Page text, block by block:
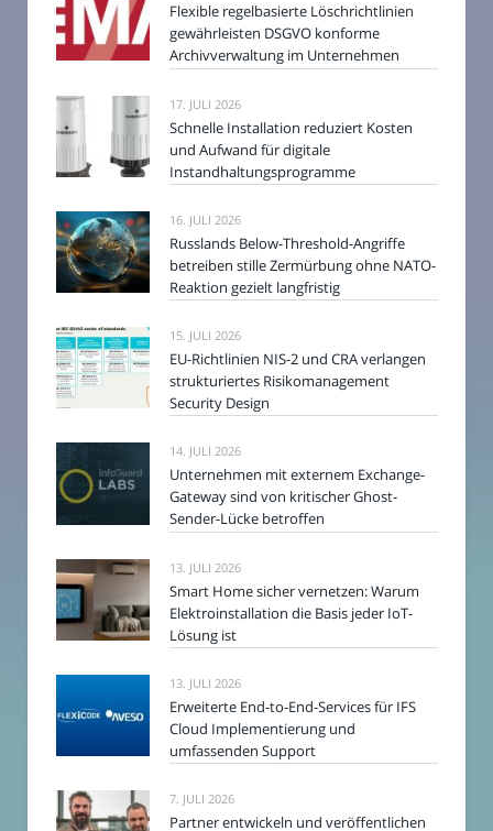
Flexible regelbasierte Löschrichtlinien
gewährleisten DSGVO konforme
Archivverwaltung im Unternehmen
17. JULI 2026
Schnelle Installation reduziert Kosten
und Aufwand für digitale
Instandhaltungsprogramme
16. JULI 2026
Russlands Below-Threshold-Angriffe
betreiben stille Zermürbung ohne NATO-
Reaktion gezielt langfristig
15. JULI 2026
EU-Richtlinien NIS-2 und CRA verlangen
strukturiertes Risikomanagement
Security Design
14. JULI 2026
Unternehmen mit externem Exchange-
Gateway sind von kritischer Ghost-
Sender-Lücke betroffen
13. JULI 2026
Smart Home sicher vernetzen: Warum
Elektroinstallation die Basis jeder IoT-
Lösung ist
13. JULI 2026
Erweiterte End-to-End-Services für IFS
Cloud Implementierung und
umfassenden Support
7. JULI 2026
Partner entwickeln und veröffentlichen